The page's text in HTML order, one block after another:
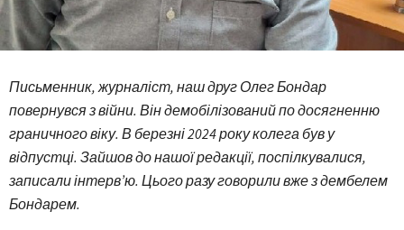
Письменник, журналіст, наш друг Олег Бондар
повернувся з війни. Він демобілізований по досягненню
граничного віку. В березні 2024 року колега був у
відпустці. Зайшов до нашої редакції, поспілкувалися,
записали інтерв’ю. Цього разу говорили вже з дембелем
Бондарем.